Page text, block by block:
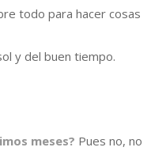
todo para hacer cosas
y del buen tiempo.
meses? Pues no, no